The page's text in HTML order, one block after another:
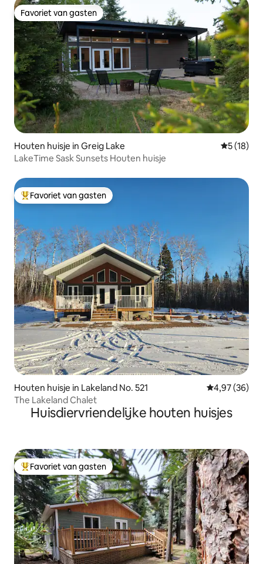
Favoriet van gasten
Favoriet van gasten
Houten huisje in Greig Lake
5 (18)
LakeTime Sask Sunsets Houten huisje
Topfavoriet van gasten
Favoriet van gasten
Houten huisje in Lakeland No. 521 Gemiddelde
4,97 (36)
The Lakeland Chalet
Huisdiervriendelijke houten huisjes
Topfavoriet van gasten
Favoriet van gasten